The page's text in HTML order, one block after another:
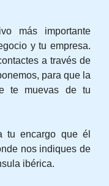
más importante
y tu empresa.
a través de
para que la
te muevas de tu
tu encargo que él
nos indiques de
ibérica.